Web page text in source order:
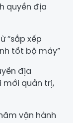
quyền địa
“sắp xếp
tốt bộ máy”
địa
mới quản trị,
vận hành